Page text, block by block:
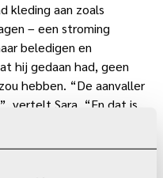
kleding aan zoals
– een stroming
beledigen en
hij gedaan had, geen
hebben. “De aanvaller
vertelt Sara. “En dat is
Want deze keer was ik
volgende slachtoffer